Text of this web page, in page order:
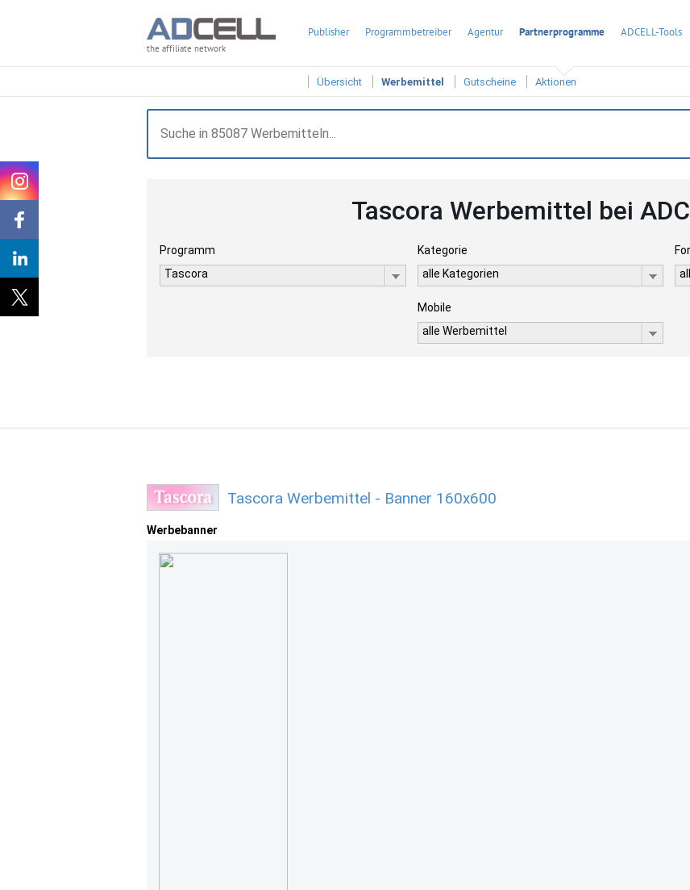
the affiliate network
Publisher Programmbetreiber Agentur Partnerprogramme ADCELL-Tools
Übersicht Werbemittel Gutscheine Aktionen
Tascora Werbemittel bei
Programm
Tascora
Kategorie
alle Kategorien
Mobile
alle Werbemittel
Tascora Werbemittel - Banner 160x600
Werbebanner